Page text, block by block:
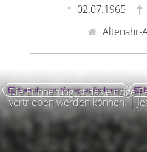
02.07.1965
Altenahr-
Die Erinnerung ist das einzige
vertrieben werden können. |
Kontakt zum Verlag aufnehmen